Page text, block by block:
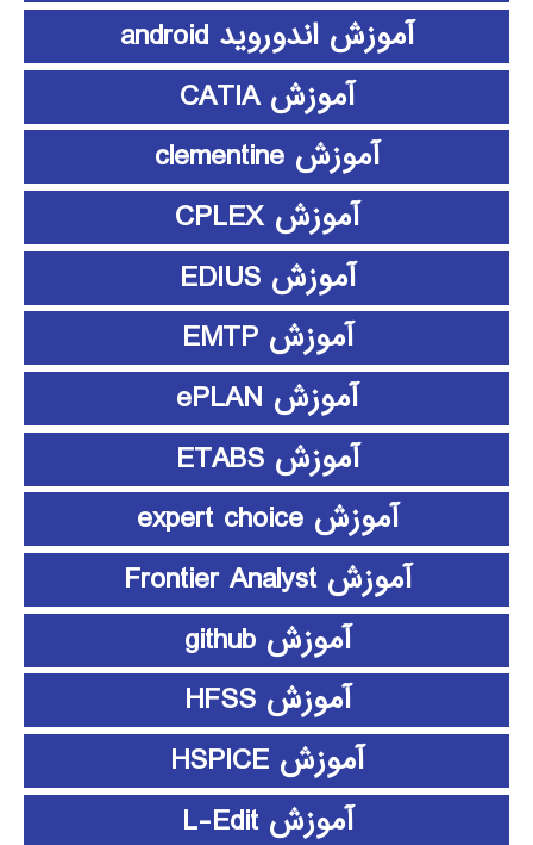
آموزش اندوروید android
آموزش CATIA
آموزش clementine
آموزش CPLEX
آموزش EDIUS
آموزش EMTP
آموزش ePLAN
آموزش ETABS
آموزش expert choice
آموزش Frontier Analyst
آموزش github
آموزش HFSS
آموزش HSPICE
آموزش L-Edit